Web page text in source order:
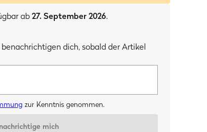
ab27. September 2026.
dich, sobald der Artikel
zur Kenntnis genommen.
mich